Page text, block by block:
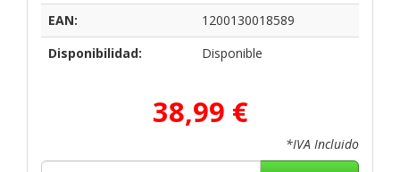
EAN:
1200130018589
Disponibilidad:
Disponible
38,99 €
*IVA Incluido